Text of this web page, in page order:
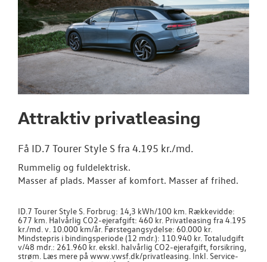
VÆRKSTED
SKADESCENTER
NYHEDER
JOB OG
Attraktiv privatleasing
Få ID.7 Tourer Style S fra 4.195 kr./md.
Rummelig og fuldelektrisk.
Masser af plads. Masser af komfort. Masser af frihed.
ID.7 Tourer Style S. Forbrug: 14,3 kWh/100 km. Rækkevidde:
677 km. Halvårlig CO2-ejerafgift: 460 kr. Privatleasing fra 4.195
kr./md. v. 10.000 km/år. Førstegangsydelse: 60.000 kr.
Mindstepris i bindingsperiode (12 mdr.): 110.940 kr. Totaludgift
v/48 mdr.: 261.960 kr. ekskl. halvårlig CO2-ejerafgift, forsikring,
strøm. Læs mere på www.vwsf.dk/privatleasing. Inkl. Service-